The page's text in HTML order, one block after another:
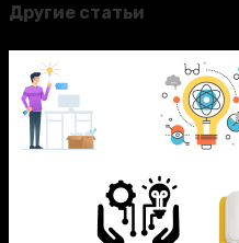
Другие статьи